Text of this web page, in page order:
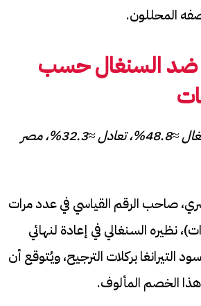
المحللون.
ضد السنغال حسب
السنغال × مصر: السنغال ≈48.8%، تعادل ≈32.3%، مصر
صاحب الرقم القياسي في عدد مرات
نظيره السنغالي في إعادة لنهائي
التيرانغا بركلات الترجيح، ويُتوقع أن
الخصم المألوف.